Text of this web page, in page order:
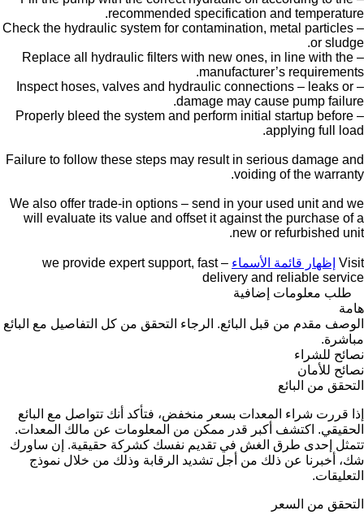
recommended specification and temperature.
– Check the hydraulic system for contamination, metal particles
or sludge.
– Replace all hydraulic filters with new ones, in line with the
manufacturer’s requirements.
– Inspect hoses, valves and hydraulic connections – leaks or
damage may cause pump failure.
– Properly bleed the system and perform initial startup before
applying full load.
Failure to follow these steps may result in serious damage and
voiding of the warranty.
We also offer trade-in options – send in your used unit and we
will evaluate its value and offset it against the purchase of a
new or refurbished unit.
Visit إظهار قائمة الأسماء
– we provide expert support, fast
delivery and reliable service
طلب معلومات إضافية
هامة
الوصف مقدم من قبل البائع. الرجاء التحقق من كل التفاصيل مع البائع
مباشرة.
نصائح للشراء
نصائح للأمان
التحقق من البائع
إذا قررت شراء المعدات بسعر منخفض، فتأكد أنك تتواصل مع البائع
الحقيقي. اكتشف أكبر قدر ممكن من المعلومات عن مالك المعدات.
تتمثل إحدى طرق الغش في تقديم نفسك كشركة حقيقية. إن ساورك
شك، أخبرنا عن ذلك من أجل تشديد الرقابة وذلك من خلال نموذج
التعليقات.
التحقق من السعر